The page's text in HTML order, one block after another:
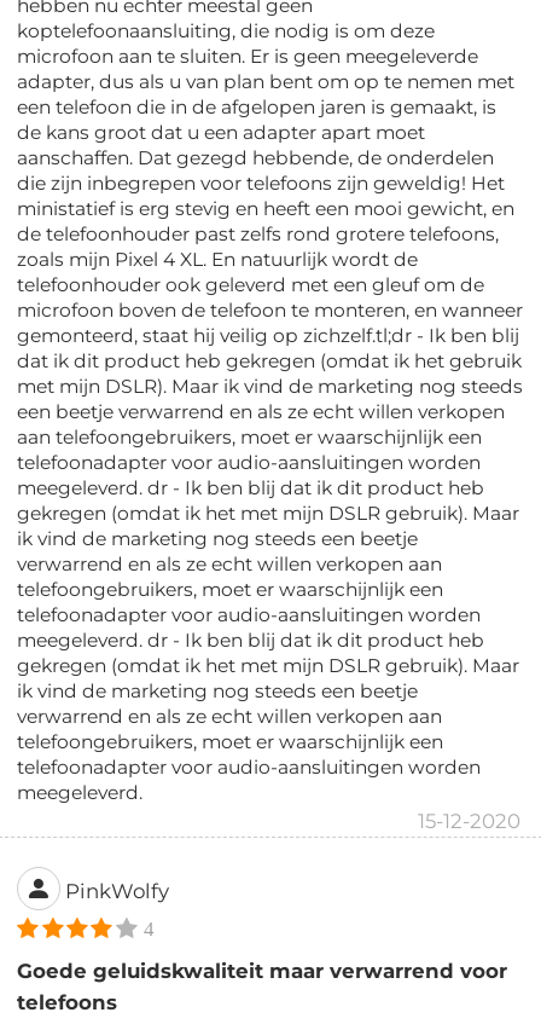
hebben nu echter meestal geen
koptelefoonaansluiting, die nodig is om deze
microfoon aan te sluiten. Er is geen meegeleverde
adapter, dus als u van plan bent om op te nemen met
een telefoon die in de afgelopen jaren is gemaakt, is
de kans groot dat u een adapter apart moet
aanschaffen. Dat gezegd hebbende, de onderdelen
die zijn inbegrepen voor telefoons zijn geweldig! Het
ministatief is erg stevig en heeft een mooi gewicht, en
de telefoonhouder past zelfs rond grotere telefoons,
zoals mijn Pixel 4 XL. En natuurlijk wordt de
telefoonhouder ook geleverd met een gleuf om de
microfoon boven de telefoon te monteren, en wanneer
gemonteerd, staat hij veilig op zichzelf.tl;dr - Ik ben blij
dat ik dit product heb gekregen (omdat ik het gebruik
met mijn DSLR). Maar ik vind de marketing nog steeds
een beetje verwarrend en als ze echt willen verkopen
aan telefoongebruikers, moet er waarschijnlijk een
telefoonadapter voor audio-aansluitingen worden
meegeleverd. dr - Ik ben blij dat ik dit product heb
gekregen (omdat ik het met mijn DSLR gebruik). Maar
ik vind de marketing nog steeds een beetje
verwarrend en als ze echt willen verkopen aan
telefoongebruikers, moet er waarschijnlijk een
telefoonadapter voor audio-aansluitingen worden
meegeleverd. dr - Ik ben blij dat ik dit product heb
gekregen (omdat ik het met mijn DSLR gebruik). Maar
ik vind de marketing nog steeds een beetje
verwarrend en als ze echt willen verkopen aan
telefoongebruikers, moet er waarschijnlijk een
telefoonadapter voor audio-aansluitingen worden
meegeleverd.
15-12-2020
PinkWolfy
4
Goede geluidskwaliteit maar verwarrend voor
telefoons